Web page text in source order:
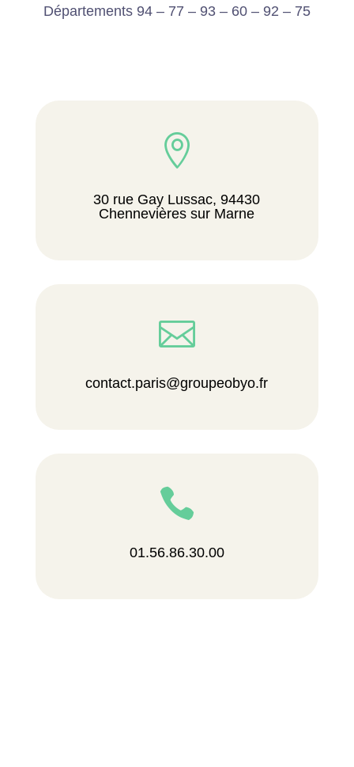
Départements 94 – 77 – 93 – 60 – 92 – 75

30 rue Gay Lussac, 94430
Chennevières sur Marne

contact.paris@groupeobyo.fr

01.56.86.30.00